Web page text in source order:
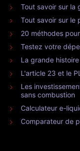
Tout savoir sur la
Tout savoir sur le
20 méthodes
Testez votre
La grande
L'article 23 et le
Les
sans combustion
Calculateur e-
Comparateur de